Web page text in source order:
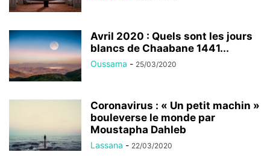
Avril 2020 : Quels sont les jours
blancs de Chaabane 1441...
Oussama - 25/03/2020
Coronavirus : « Un petit machin »
bouleverse le monde par
Moustapha Dahleb
Lassana - 22/03/2020